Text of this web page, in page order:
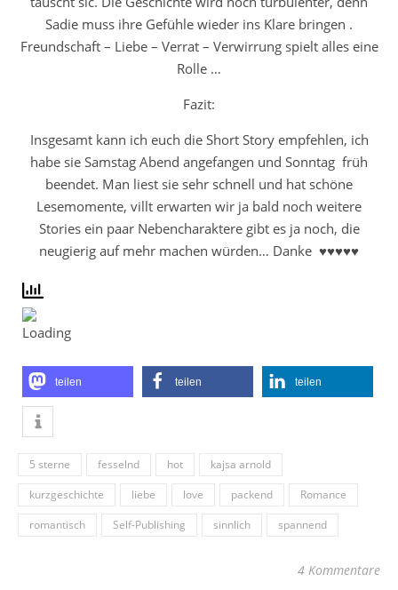
Sadie muss ihre Gefühle wieder ins Klare bringen .
Freundschaft – Liebe – Verrat – Verwirrung spielt alles eine
Rolle …
Fazit:
Insgesamt kann ich euch die Short Story empfehlen, ich
habe sie Samstag Abend angefangen und Sonntag früh
beendet. Man liest sie sehr schnell und hat schöne
Lesemomente, villt erwarten wir ja bald noch weitere
Stories ein paar Nebencharaktere gibt es ja noch, die
neugierig auf mehr machen würden… Danke ♥♥♥♥♥
teilen teilen teilen
5 sterne fesselnd hot
kajsa arnold
kurzgeschichte
liebe love packend
Romance
romantisch
Self-Publishing sinnlich spannend
4 Kommentare